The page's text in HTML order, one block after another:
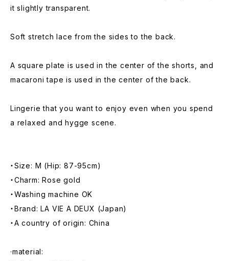
it slightly transparent.
Soft stretch lace from the sides to the back.
A square plate is used in the center of the shorts, and
macaroni tape is used in the center of the back.
Lingerie that you want to enjoy even when you spend
a relaxed and hygge scene.
・Size: M (Hip: 87-95cm)
・Charm: Rose gold
・Washing machine OK
・Brand: LA VIE A DEUX (Japan)
・A country of origin: China
·material: